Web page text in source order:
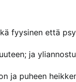
fyysinen että
ja
ja puheen